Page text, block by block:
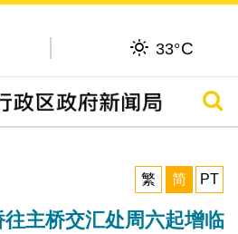
33°C
搜寻
繁
简 PT
主桥交汇处周六起增临